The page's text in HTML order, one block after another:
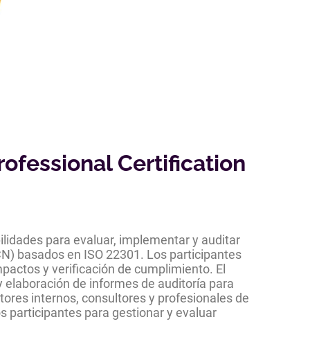
Certification
para evaluar, implementar y auditar
basados en ISO 22301. Los participantes
y verificación de cumplimiento. El
de informes de auditoría para
internos, consultores y profesionales de
participantes para gestionar y evaluar